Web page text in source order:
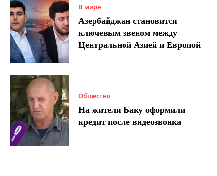
В мире
Азербайджан становится
ключевым звеном между
Центральной Азией и Европой
Общество
На жителя Баку оформили
кредит после видеозвонка